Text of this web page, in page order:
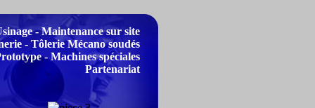
- Maintenance sur site
- Tôlerie Mécano soudés
- Machines spéciales
Partenariat